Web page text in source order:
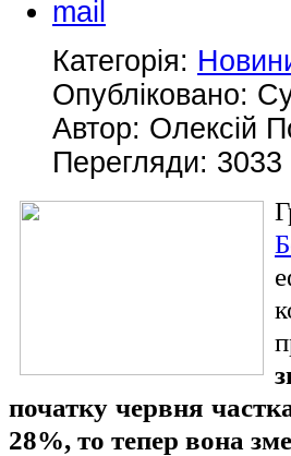
Категорія:
Опубліковано:
Автор: Олексій
Перегляди: 3033
початку червня
28%, то тепер вона